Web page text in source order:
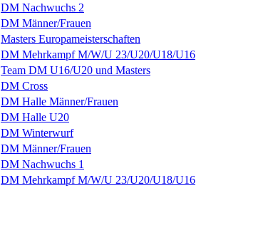
DM Nachwuchs 2
DM Männer/Frauen
Masters Europameisterschaften
DM Mehrkampf M/W/U 23/U20/U18/U16
Team DM U16/U20 und Masters
DM Cross
DM Halle Männer/Frauen
DM Halle U20
DM Winterwurf
DM Männer/Frauen
DM Nachwuchs 1
DM Mehrkampf M/W/U 23/U20/U18/U16